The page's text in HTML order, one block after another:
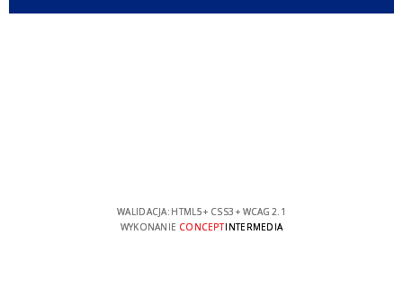
WALIDACJA: HTML5+ CSS3 + WCAG 2.1
WYKONANIE CONCEPTINTERMEDIA